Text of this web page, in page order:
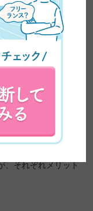
最後に改めてそのル
ります。
、それぞれメリット